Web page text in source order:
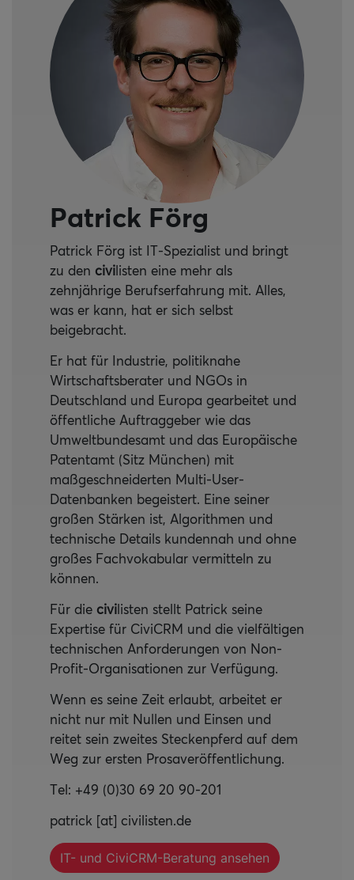
Patrick Förg
Patrick Förg ist IT-Spezialist und bringt
zu den civilisten eine mehr als
zehnjährige Berufserfahrung mit. Alles,
was er kann, hat er sich selbst
beigebracht.
Er hat für Industrie, politiknahe
Wirtschaftsberater und NGOs in
Deutschland und Europa gearbeitet und
öffentliche Auftraggeber wie das
Umweltbundesamt und das Europäische
Patentamt (Sitz München) mit
maßgeschneiderten Multi-User-
Datenbanken begeistert. Eine seiner
großen Stärken ist, Algorithmen und
technische Details kundennah und ohne
großes Fachvokabular vermitteln zu
können.
Für die civilisten stellt Patrick seine
Expertise für CiviCRM und die vielfältigen
technischen Anforderungen von Non-
Profit-Organisationen zur Verfügung.
Wenn es seine Zeit erlaubt, arbeitet er
nicht nur mit Nullen und Einsen und
reitet sein zweites Steckenpferd auf dem
Weg zur ersten Prosaveröffentlichung.
Tel: +49 (0)30 69 20 90-201
patrick [at] civilisten.de
IT- und CiviCRM-Beratung ansehen